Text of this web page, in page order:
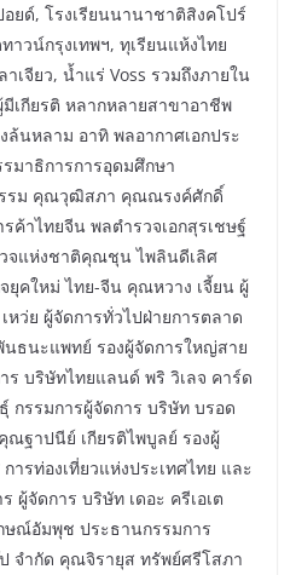
ยด์, โรงเรียนนานาชาติสิงคโปร์
าวน์กรุงเทพฯ, ทุเรียนแห้งไทย
าเจียว, น้ำแร่ Voss รวมถึงภายใน
เกียรติ หลากหลายสาขาอาชีพ
ล้นหลาม อาทิ พลอากาศเอกประ
มาธิการการอุดมศึกษา
รม คุณวุฒิสภา คุณณรงค์ศักดิ์
ค้าไทยจีน พลตำรวจเอกสุรเชษฐ์
จแห่งชาติคุณชุน ไพลินดีเลิศ
คใหม่ ไทย-จีน คุณหวาง เจี้ยน ผู้
หว่ย ผู้จัดการทั่วไปฝ่ายการตลาด
ธนะแพทย์ รองผู้จัดการใหญ่สาย
บริษัทไทยแลนด์ พริ วิเลจ คาร์ด
รรมการผู้จัดการ บริษัท บรอด
ณฐาปนีย์ เกียรติไพบูลย์ รองผู้
ารท่องเที่ยวแห่งประเทศไทย และ
จัดการ บริษัท เดอะ ครีเอเต
ณ์อัมพุช ประธานกรรมการ
จำกัด คุณจิรายุส ทรัพย์ศรีโสภา